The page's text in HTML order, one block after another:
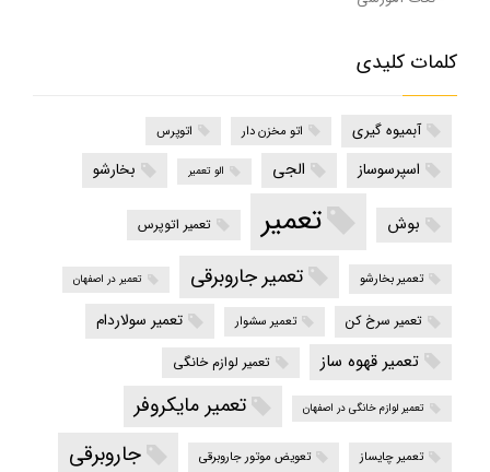
کلمات کلیدی
آبمیوه گیری اتو مخزن دار اتوپرس
اسپرسوساز الجی الو تعمیر بخارشو
بوش تعمیر تعمیر اتوپرس
تعمیر بخارشو تعمیر جاروبرقی تعمیر در اصفهان
تعمیر سرخ کن تعمیر سشوار تعمیر سولاردام
تعمیر قهوه ساز تعمیر لوازم خانگی
تعمیر لوازم خانگی در اصفهان تعمیر مایکروفر
تعمیر چایساز تعویض موتور جاروبرقی جاروبرقی